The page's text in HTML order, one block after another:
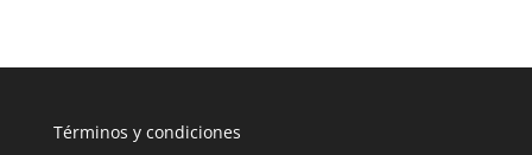
Términos y condiciones